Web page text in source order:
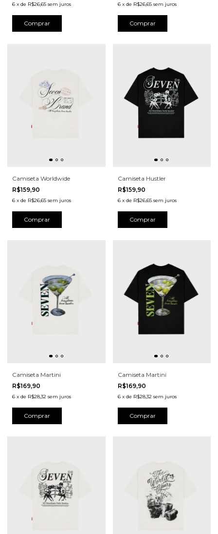
6 x de R$26,65 sem juros
Comprar
6 x de R$26,65 sem juros
Comprar
Camiseta Worldwide
R$159,90
6 x de R$26,65 sem juros
Comprar
Camiseta Hustler
R$159,90
6 x de R$26,65 sem juros
Comprar
Camiseta Martini
R$169,90
6 x de R$28,32 sem juros
Comprar
Camiseta Martini
R$169,90
6 x de R$28,32 sem juros
Comprar